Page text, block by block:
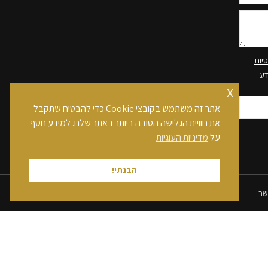
אתר זה משתמש בקובצי Cookie כדי להבטיח שתקבל
את חוויית הגלישה הטובה ביותר באתר שלנו. למידע נוסף
עלמדיניות העוגיות
הבנתי!
x